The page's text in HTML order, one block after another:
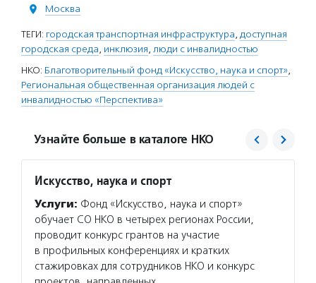
Москва
ТЕГИ: городская транспортная инфраструктура, доступная
городская среда, инклюзия, люди с инвалидностью
НКО: Благотворительный фонд «Искусство, наука и спорт»,
Региональная общественная организация людей с
инвалидностью «Перспектива»
Узнайте больше в каталоге НКО
Искусство, наука и спорт
Услуги: Фонд «Искусство, наука и спорт»
обучает СО НКО в четырех регионах России,
проводит конкурс грантов на участие
в профильных конференциях и кратких
стажировках для сотрудников НКО и конкурс